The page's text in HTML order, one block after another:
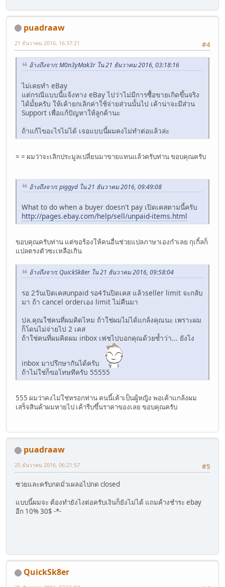
puadraaw
#4
21 ธันวาคม 2016, 16:37:21
อ้างถึงจาก: M0n3yMak3r ใน 21 ธันวาคม 2016, 03:18:16
ไม่เคยทำ eBay
แต่กรณีแบบนี้แจ้งทาง eBay ไปว่าไม่มีการซื้อขายเกิดขึ้นจริง
ได้มั้ยครับ ให้เค้ายกเลิกค่าใช้จ่ายส่วนนั้นไป เค้าน่าจะมีส่วน
Support เพื่อแก้ปัญหาให้ลูกค้านะ
ถ้าแก้ไขอะไรไม่ได้ เจอแบบนี้ผมคงไม่ทำต่อแล้วล่ะ
= = ผมว่าจะเลิกประมูลเปลี่ยนมาขายแทนแล้วครับท่าน ขอบคุณครับ
อ้างถึงจาก: piggyd ใน 21 ธันวาคม 2016, 09:49:08
What to do when a buyer doesn't pay เปิดเคสตามนี้ครับ
http://pages.ebay.com/help/sell/unpaid-items.html
ขอบคุณครับท่าน แต่ขอร้องให้คนอื่นช่วยแปลภาษาเองกำเลย กุเกิ้ลก็
แปลตรงตัวซะเหลือเกิน
อ้างถึงจาก: QuickSk8er ใน 21 ธันวาคม 2016, 09:58:04
รอ 2วันเปิดเคสunpaid รอ4วันปิดเคส แล้วseller limit จะกลับ
มา ถ้า cancel orderเอง limit ไม่คืนมา
ปล.คุณใช่คนที่ผมคิดไหม ถ้าใช่ผมไม่ได้แกล้งคุณนะ เพราะผม
ก็โดนไม่จ่ายไป 2 เคส
ถ้าใช่คนที่ผมคิดผม inbox เฟชไปบอกคุณด้วยซ้ำว่า... ยังไง
inbox มาปรึกษากันได้ครับ
ถ้าไม่ใช่ก็ขอโทษทีครับ 55555
555 ผมว่าคงไม่ใช่หรอกท่าน คนนี้เค้าเป็นผู้หญิง พอเค้าแกล้งผม
เสร็จสินค้าผมหายไป เค้ารีบขึ้นราคาของเลย ขอบคุณครับ
puadraaw
#5
25 ธันวาคม 2016, 06:21:57
ซวยและครับกดมั่วเผลอไปกด closed
แบบนี้ผมจะ ต้องทำยังไงต่อครับเงินก็ยังไม่ได้ แถมค้างชำระ ebay
อีก 10% 30$ -*-
QuickSk8er